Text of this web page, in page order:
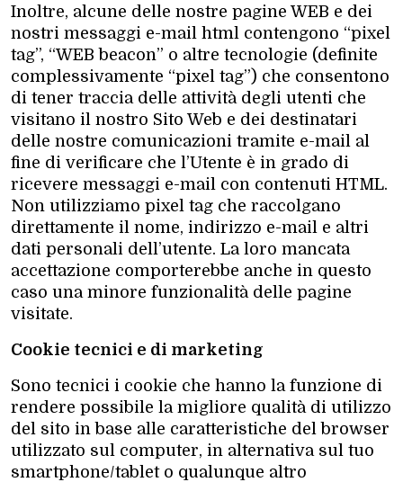
Inoltre, alcune delle nostre pagine WEB e dei
nostri messaggi e-mail html contengono “pixel
tag”, “WEB beacon” o altre tecnologie (definite
complessivamente “pixel tag”) che consentono
di tener traccia delle attività degli utenti che
visitano il nostro Sito Web e dei destinatari
delle nostre comunicazioni tramite e-mail al
fine di verificare che l’Utente è in grado di
ricevere messaggi e-mail con contenuti HTML.
Non utilizziamo pixel tag che raccolgano
direttamente il nome, indirizzo e-mail e altri
dati personali dell’utente. La loro mancata
accettazione comporterebbe anche in questo
caso una minore funzionalità delle pagine
visitate.
Cookie tecnici e di marketing
Sono tecnici i cookie che hanno la funzione di
rendere possibile la migliore qualità di utilizzo
del sito in base alle caratteristiche del browser
utilizzato sul computer, in alternativa sul tuo
smartphone/tablet o qualunque altro